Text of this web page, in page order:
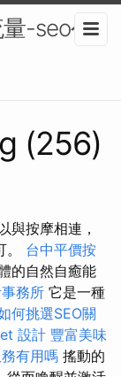
-seo公
(256)
與按摩相連，
台中平價按
的自然自癒能
務所 它是一種
何挑選SEO關
設計 豐富美味
有用嗎 搖動的